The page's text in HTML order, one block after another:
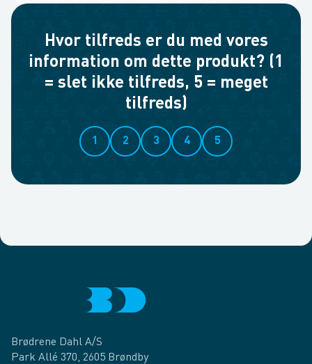
Hvor tilfreds er du med vores
information om dette produkt? (1
= slet ikke tilfreds, 5 = meget
tilfreds)
1 2 3 4 5
Brødrene Dahl A/S
Park Allé 370, 2605 Brøndby